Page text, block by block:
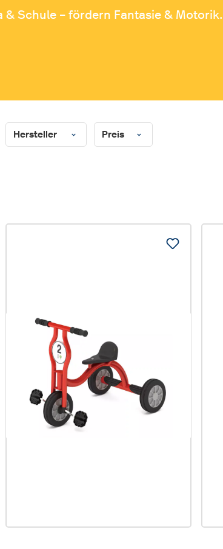
Schule – fördern Fantasie & Motorik.
Hersteller Preis